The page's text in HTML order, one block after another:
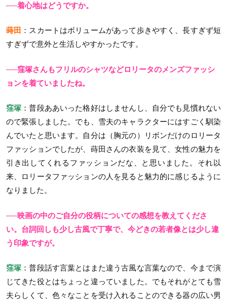
──着心地はどうですか。
蒔田 ：スカートはボリュームがあって歩きやすく、長すぎず短
すぎずで意外と生活しやすかったです。
──窪塚さんもフリルのシャツなどロリータのメンズファッシ
ョンを着ていましたね。
窪塚 ：普段ああいった格好はしませんし、自分でも見慣れない
ので緊張しました。でも、雪夫のキャラクターにはすごく馴染
んでいたと思います。自分は（胸元の）リボンだけのロリータ
ファッションでしたが、蒔田さんの衣装を見て、女性の魅力を
引き出してくれるファッションだな、と思いました。それ以
来、ロリータファッションの人を見ると魅力的に感じるように
なりました。
──映画の中のご自分の役柄についての感想を教えてくださ
い。台詞回しも少し古風で丁寧で、今どきの若者像とは少し違
う印象ですが。
窪塚 ：普段話す言葉とはまた違う古風な言葉なので、今まで演
じてきた役とはちょっと違っていました。でもそれがとても雪
夫らしくて、色々なことを受け入れることのできる器の広い男